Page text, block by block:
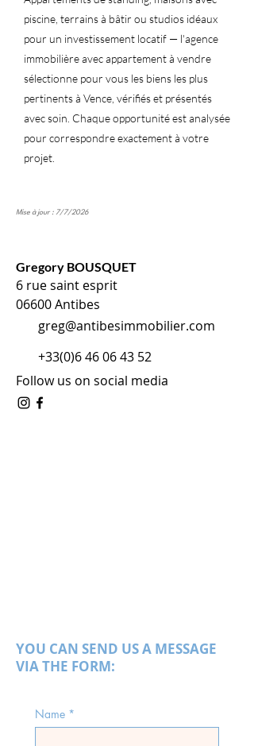
piscine, terrains à bâtir ou studios idéaux
pour un investissement locatif — l'agence
immobilière avec appartement à vendre
sélectionne pour vous les biens les plus
pertinents à Vence, vérifiés et présentés
avec soin. Chaque opportunité est analysée
pour correspondre exactement à votre
projet.
Mise à jour : 7/7/2026
Gregory BOUSQUET
6 rue saint esprit
06600 Antibes
greg@antibesimmobilier.com
+33(0)6 46 06 43 52
Follow us on social media
YOU CAN SEND US A MESSAGE
VIA THE FORM:
Name *